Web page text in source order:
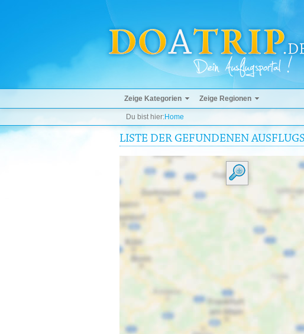
Zeige Kategorien Zeige Regionen
Du bist hier:Home
LISTE DER GEFUNDENEN